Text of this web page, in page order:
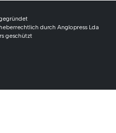
durch Anglopress Lda
geschützt